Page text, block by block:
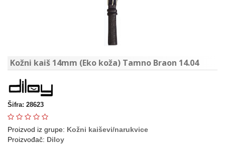
Kožni kaiš 14mm (Eko koža) Tamno Braon 14.04
Šifra: 28623
Proizvod iz grupe: Kožni kaiševi/narukvice
Proizvođač: Diloy